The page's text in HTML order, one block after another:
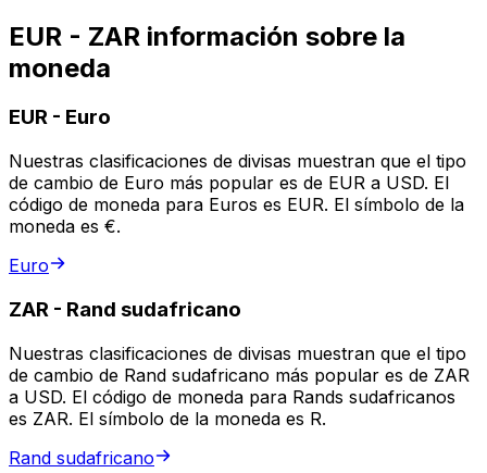
EUR - ZAR información sobre la
moneda
EUR - Euro
Nuestras clasificaciones de divisas muestran que el tipo
de cambio de Euro más popular es de EUR a USD. El
código de moneda para Euros es EUR. El símbolo de la
moneda es €.
Euro
ZAR - Rand sudafricano
Nuestras clasificaciones de divisas muestran que el tipo
de cambio de Rand sudafricano más popular es de ZAR
a USD. El código de moneda para Rands sudafricanos
es ZAR. El símbolo de la moneda es R.
Rand sudafricano